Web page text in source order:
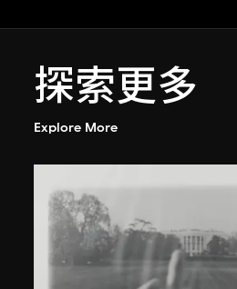
探索更多
Explore More